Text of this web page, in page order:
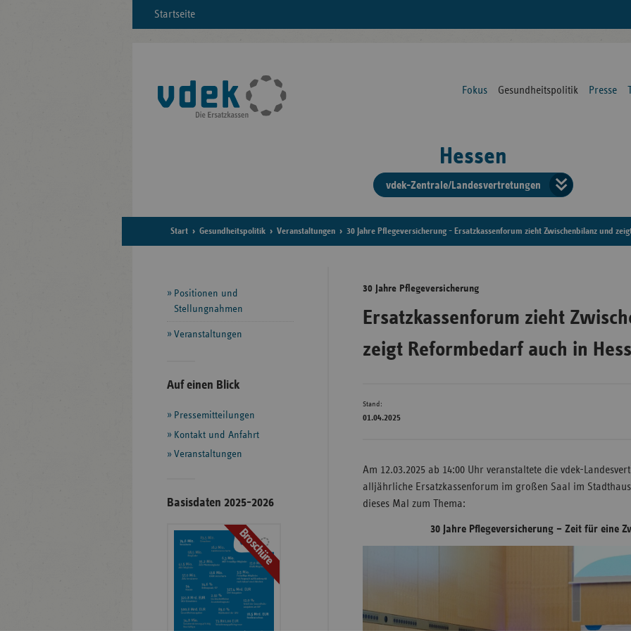
Startseite
Fokus Gesundheitspolitik Presse
Hessen
vdek-Zentrale/Landesvertretungen
der
Start Gesundheitspolitik Veranstaltungen 30 Jahre Pflegeversicherung - Ersatzkassenforum zieht Zwischenbilanz und
30 Jahre Pflegeversicherung
Ersatzkassenforum zieht
zeigt Reformbedarf auch in
Stand:
01.04.2025
Am 12.03.2025 ab 14:00 Uhr veranstaltete die vdek-
alljährliche Ersatzkassenforum im großen Saal im
dieses Mal zum Thema:
30 Jahre Pflegeversicherung – Zeit für eine
Seitennavigation
Positionen und
Stellungnahmen
Veranstaltungen
Seitenleiste
weiteren
Informationen
Auf einen Blick
Pressemitteilungen
Kontakt und Anfahrt
Veranstaltungen
Basisdaten 2025-2026
Broschüre